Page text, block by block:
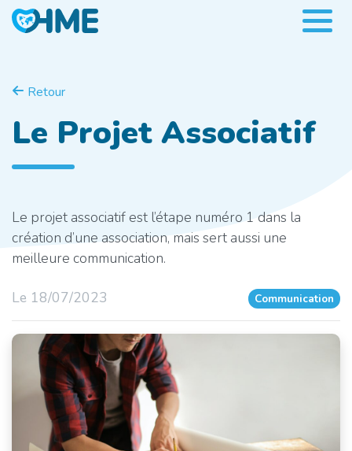
Retour
Le Projet Associatif
Le projet associatif est l’étape numéro 1 dans la
création d’une association, mais sert aussi une
meilleure communication.
Le 18/07/2023 Communication